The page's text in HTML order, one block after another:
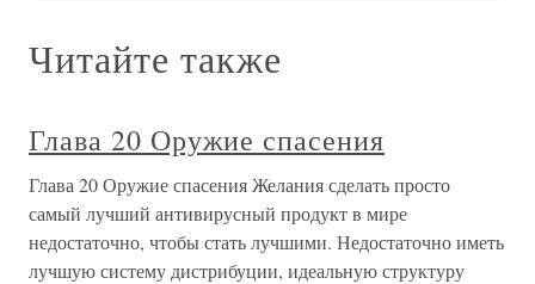
Читайте также
Глава 20 Оружие спасения
Глава 20 Оружие спасения Желания сделать просто
самый лучший антивирусный продукт в мире
недостаточно, чтобы стать лучшими. Недостаточно иметь
лучшую систему дистрибуции, идеальную структуру